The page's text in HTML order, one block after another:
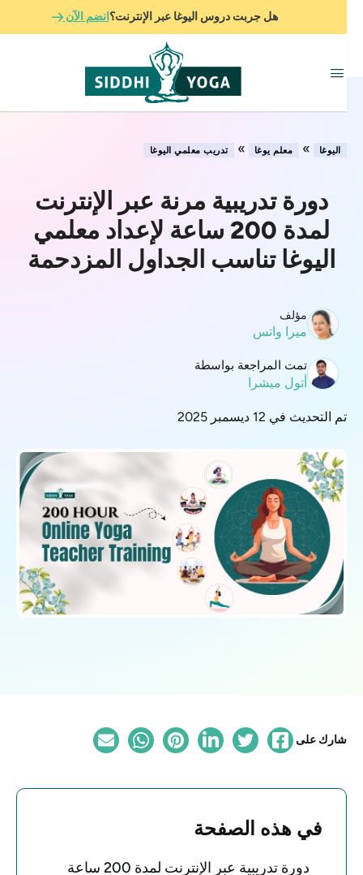
هل جربت دروس اليوغا عبر الإنترنت؟انضم الآن
اليوغا » معلم يوغا » تدريب معلمي اليوغا
دورة تدريبية مرنة عبر الإنترنت
لمدة 200 ساعة لإعداد معلمي
اليوغا تناسب الجداول المزدحمة
مؤلف
ميرا واتس
تمت المراجعة بواسطة
أتول ميشرا
تم التحديث في 12 ديسمبر 2025
شارك على
في هذه الصفحة
دورة تدريبية عبر الإنترنت لمدة 200 ساعة